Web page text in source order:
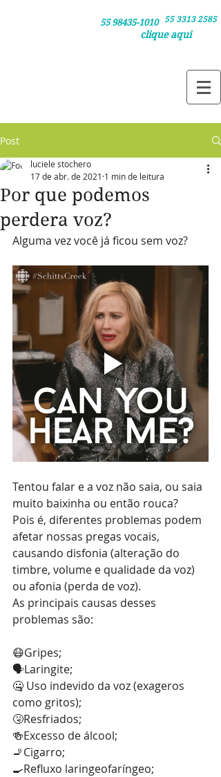
Clique nos números /
e agende sua consulta pelo telefone ou
55 98435-1010 55 3313 2585
clique aqui
Post
Por que podemos
perdera voz?
luciele stochero
17 de abr. de 2021 1 min de leitura
Alguma vez você já ficou sem voz?
Tentou falar e a voz não saia, ou saia
muito baixinha ou então rouca?
Pois é, diferentes problemas podem
afetar nossas pregas vocais,
causando disfonia (alteração do
timbre, volume e qualidade da voz)
ou afonia (perda de voz).
As principais causas desses
problemas são:
😷Gripes;
🗣️Laringite;
🤐 Uso indevido da voz (exageros
como gritos);
🤧Resfriados;
🍻Excesso de álcool;
🚬Cigarro;
🍳Refluxo laringeofaríngeo;